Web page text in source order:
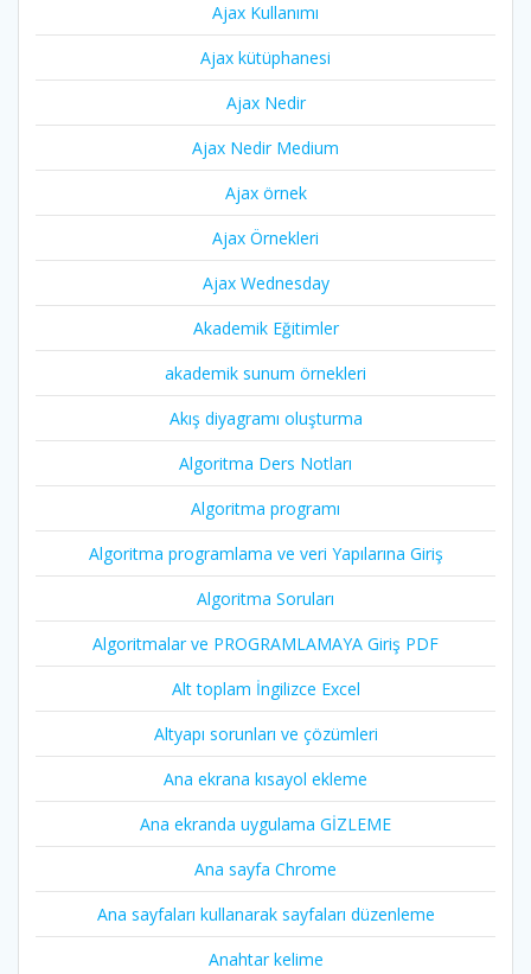
Ajax Kullanımı
Ajax kütüphanesi
Ajax Nedir
Ajax Nedir Medium
Ajax örnek
Ajax Örnekleri
Ajax Wednesday
Akademik Eğitimler
akademik sunum örnekleri
Akış diyagramı oluşturma
Algoritma Ders Notları
Algoritma programı
Algoritma programlama ve veri Yapılarına Giriş
Algoritma Soruları
Algoritmalar ve PROGRAMLAMAYA Giriş PDF
Alt toplam İngilizce Excel
Altyapı sorunları ve çözümleri
Ana ekrana kısayol ekleme
Ana ekranda uygulama GİZLEME
Ana sayfa Chrome
Ana sayfaları kullanarak sayfaları düzenleme
Anahtar kelime